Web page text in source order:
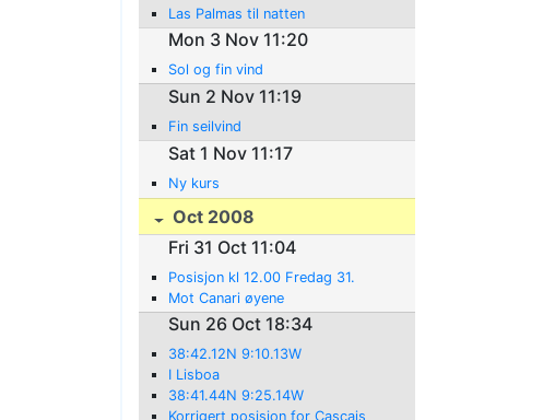
Las Palmas til natten
Mon 3 Nov 11:20
Sol og fin vind
Sun 2 Nov 11:19
Fin seilvind
Sat 1 Nov 11:17
Ny kurs
Oct 2008
Fri 31 Oct 11:04
Posisjon kl 12.00 Fredag 31.
Mot Canari øyene
Sun 26 Oct 18:34
38:42.12N 9:10.13W
I Lisboa
38:41.44N 9:25.14W
Korrigert posisjon for Cascais